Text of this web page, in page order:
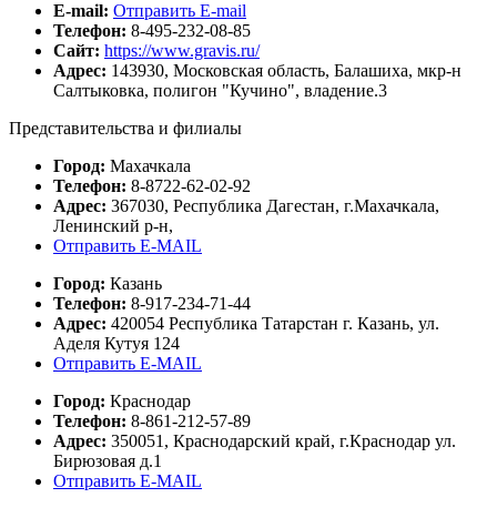
E-mail: Отправить E-mail
Телефон: 8-495-232-08-85
Сайт: https://www.gravis.ru/
Адрес: 143930, Московская область, Балашиха, мкр-н
Салтыковка, полигон "Кучино", владение.3
Представительства и филиалы
Город: Махачкала
Телефон: 8-8722-62-02-92
Адрес: 367030, Республика Дагестан, г.Махачкала,
Ленинский р-н,
Отправить E-MAIL
Город: Казань
Телефон: 8-917-234-71-44
Адрес: 420054 Республика Татарстан г. Казань, ул.
Аделя Кутуя 124
Отправить E-MAIL
Город: Краснодар
Телефон: 8-861-212-57-89
Адрес: 350051, Краснодарский край, г.Краснодар ул.
Бирюзовая д.1
Отправить E-MAIL